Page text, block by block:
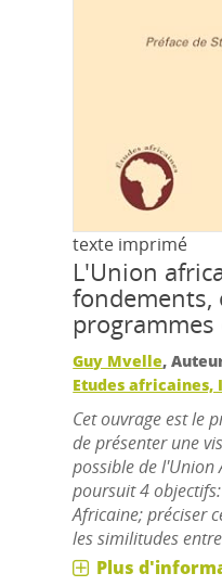
texte imprimé
L'Union
fondements,
Guy Mvelle,
Etudes africaines,
Cet ouvrage est le
de présenter une
possible de l'Union
poursuit 4
Africaine; préciser
les similitudes
Plus